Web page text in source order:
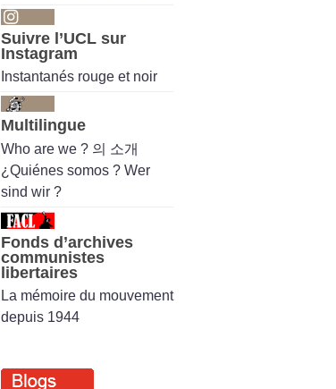
Suivre l’UCL sur
Instagram
Instantanés rouge et noir
Multilingue
Who are we ? 의 소개
¿Quiénes somos ? Wer
sind wir ?
Fonds d’archives
communistes
libertaires
La mémoire du mouvement
depuis 1944